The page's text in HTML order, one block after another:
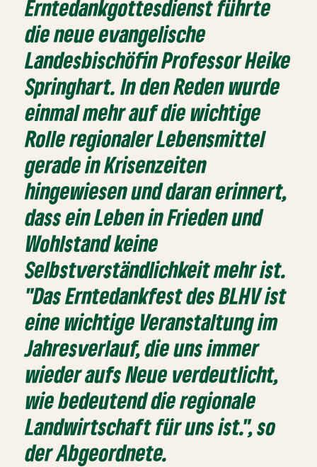
Erntedankgottesdienst führte
die neue evangelische
Landesbischöfin Professor Heike
Springhart. In den Reden wurde
einmal mehr auf die wichtige
Rolle regionaler Lebensmittel
gerade in Krisenzeiten
hingewiesen und daran erinnert,
dass ein Leben in Frieden und
Wohlstand keine
Selbstverständlichkeit mehr ist.
"Das Erntedankfest des BLHV ist
eine wichtige Veranstaltung im
Jahresverlauf, die uns immer
wieder aufs Neue verdeutlicht,
wie bedeutend die regionale
Landwirtschaft für uns ist.", so
der Abgeordnete.